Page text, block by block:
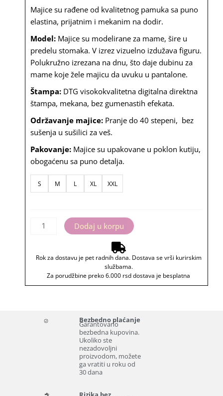
je
bila:
3,100.00
rsd.
je:
1,980.00
rsd.
Majice su rađene od kvalitetnog pamuka sa puno
elastina, prijatnim i mekanim na dodir.
Model: Majice su modelirane za mame, šire u
predelu stomaka. V izrez vizuelno izdužava figuru.
Polukružno izrezana na dnu, što daje dubinu za
mame koje žele majicu da uvuku u pantalone.
Štampa: DTG visokokvalitetna digitalna direktna
štampa, mekana, bez gumenastih efekata.
Održavanje majice: Pranje do 40 stepeni, bez
sušenja u sušilici za veš.
Pakovanje: Majice su upakovane u poklon kutiju,
obogaćenu sa puno detalja.
S M L XL XXL
Majica
"Treće
Dodaj u korpu
Rok za dostavu je pet radnih dana. Dostava se vrši kurirskim
službama.
Za porudžbine preko 6.000 rsd dostava je besplatna
Bezbedno plaćanje
Garantovano
bezbedna kupovina.
Ukoliko ste
nezadovoljni
proizvodom, možete
ga vratiti u roku od
30 dana